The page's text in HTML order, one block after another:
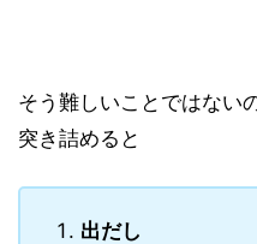
そう難しいことではない
突き詰めると
出だし